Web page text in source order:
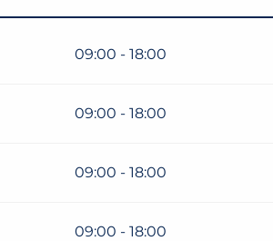
09:00 - 18:00
09:00 - 18:00
09:00 - 18:00
09:00 - 18:00